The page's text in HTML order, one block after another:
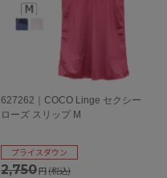
627262｜COCO Linge セクシー
ローズ スリップ M
2,750円(税込)
プライスダウン